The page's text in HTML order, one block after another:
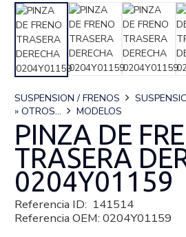
SUSPENSION / FRENOS
» OTROS...
MODELOS
PINZA DE
TRASERA
0204Y01159
Referencia ID: 141514
Referencia OEM: 0204Y01159